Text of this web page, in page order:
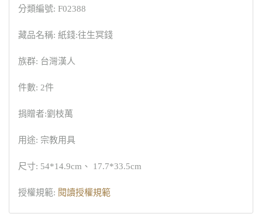
分類編號: F02388
藏品名稱: 紙錢:往生冥錢
族群: 台灣漢人
件數: 2件
捐贈者:劉枝萬
用途: 宗教用具
尺寸: 54*14.9cm、 17.7*33.5cm
授權規範: 閱讀授權規範